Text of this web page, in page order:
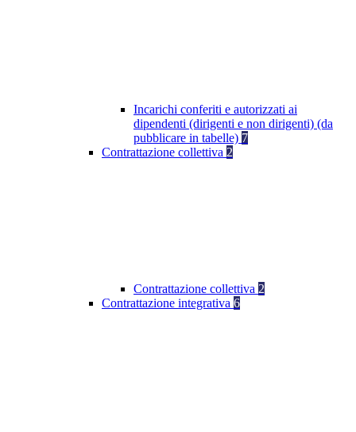
Incarichi conferiti e autorizzati ai
dipendenti (dirigenti e non dirigenti) (da
pubblicare in tabelle) 7
Contrattazione collettiva 2
Contrattazione collettiva 2
Contrattazione integrativa 6